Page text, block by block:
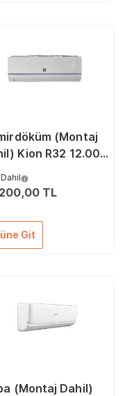
(Montaj
Kion R32 12.000
TL
Git
(Montaj Dahil)